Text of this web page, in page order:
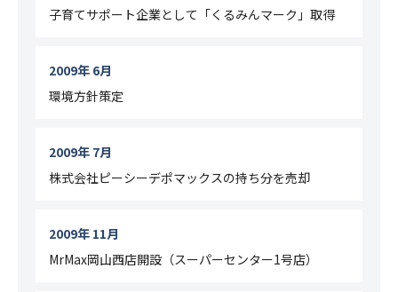
子育てサポート企業として「くるみんマーク」取得
2009年 6月
環境方針策定
2009年 7月
株式会社ピーシーデポマックスの持ち分を売却
2009年 11月
MrMax岡山西店開設（スーパーセンター1号店）